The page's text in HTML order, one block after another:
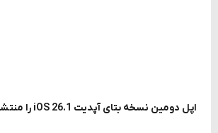
اپل دومین نسخه بتای آپدیت iOS 26.1 را منتشر کرد